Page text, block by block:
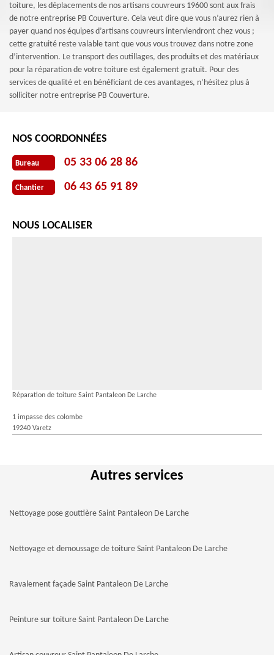
toiture, les déplacements de nos artisans couvreurs 19600 sont aux frais
de notre entreprise PB Couverture. Cela veut dire que vous n’aurez rien à
payer quand nos équipes d’artisans couvreurs interviendront chez vous ;
cette gratuité reste valable tant que vous vous trouvez dans notre zone
d’intervention. Le transport des outillages, des produits et des matériaux
pour la réparation de votre toiture est également gratuit. Pour des
services de qualité et en bénéficiant de ces avantages, n’hésitez plus à
solliciter notre entreprise PB Couverture.
NOS COORDONNÉES
Bureau 05 33 06 28 86
Chantier 06 43 65 91 89
NOUS LOCALISER
Réparation de toiture Saint Pantaleon De Larche
1 impasse des colombe
19240 Varetz
Autres services
Nettoyage pose gouttière Saint Pantaleon De Larche
Nettoyage et demoussage de toiture Saint Pantaleon De Larche
Ravalement façade Saint Pantaleon De Larche
Peinture sur toiture Saint Pantaleon De Larche